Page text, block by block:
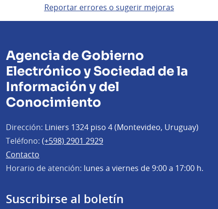
Reportar errores o sugerir mejoras
Agencia de Gobierno
Electrónico y Sociedad de la
Información y del
Conocimiento
Dirección: Liniers 1324 piso 4 (Montevideo, Uruguay)
Teléfono: (+598) 2901 2929
Contacto
Horario de atención: lunes a viernes de 9:00 a 17:00 h.
Suscribirse al boletín